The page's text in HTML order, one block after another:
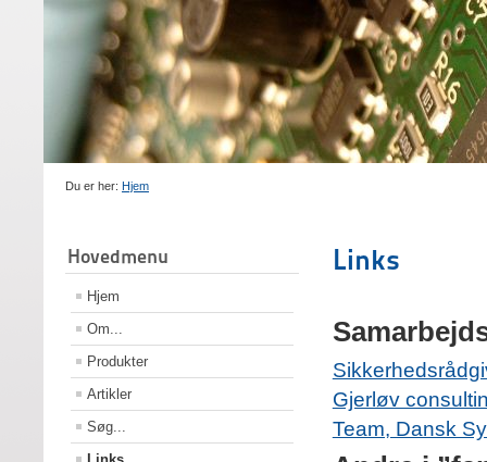
Du er her: Hjem
Hovedmenu
Hjem
Om...
Produkter
Artikler
Søg...
Links
Gjerløv
Team, Dansk